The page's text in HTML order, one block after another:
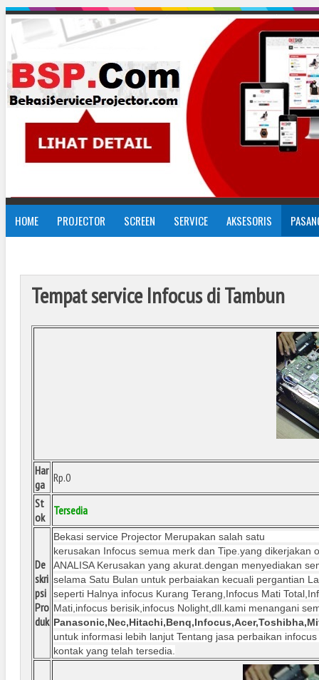
HOME PROJECTOR SCREEN SERVICE AKSESORIS
Tempat service Infocus di Tambun
Har
ga Rp.0
St
ok
Tersedia
De
skri
psi
Pro
duk
Bekasi service Projector Merupakan salah satu
kerusakan Infocus semua merk dan Tipe.yang
ANALISA Kerusakan yang akurat.dengan menyediakan
selama Satu Bulan untuk perbaiakan kecuali pergantian
seperti Halnya infocus Kurang Terang,Infocus Mati
Mati,infocus berisik,infocus Nolight,dll.kami menangani
untuk informasi lebih lanjut Tentang jasa perbaikan
kontak yang telah tersedia.